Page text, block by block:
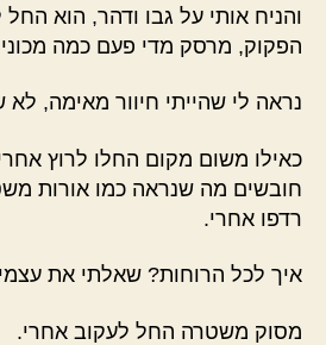
והניח אותי על גבו ודהר, הוא
הפקוק, מרסק מדי פעם כמה
נראה לי שהייתי חיוור מאימה, לא
כאילו משום מקום החלו לרוץ
חובשים מה שנראה כמו אורות
רדפו אחרי.
איך לכל הרוחות? שאלתי את
מסוק משטרה החל לעקוב אחרי.